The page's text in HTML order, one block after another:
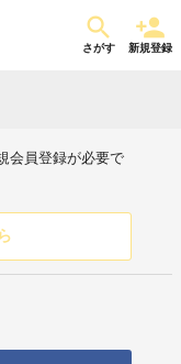
さがす 新規登録
会員登録が必要で